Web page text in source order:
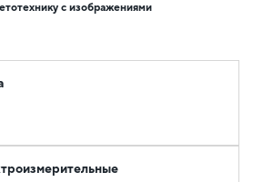
с изображениями